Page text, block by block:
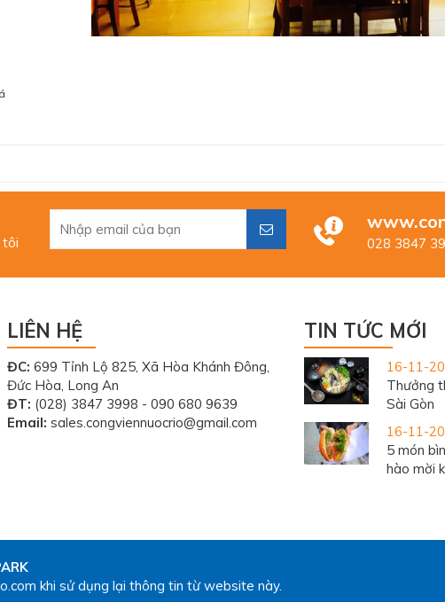
tôi 028 3847
LIÊN HỆ
ĐC: 699 Tỉnh Lộ 825, Xã Hòa Khánh Đông,
Đức Hòa, Long An
ĐT: (028) 3847 3998 - 090 680 9639
Email: sales.congviennuocrio@gmail.com
TIN TỨC MỚI
16-11-
Thưởng
Sài Gòn
16-11-
5 món
hào mời
khi sử dụng lại thông tin từ website này.